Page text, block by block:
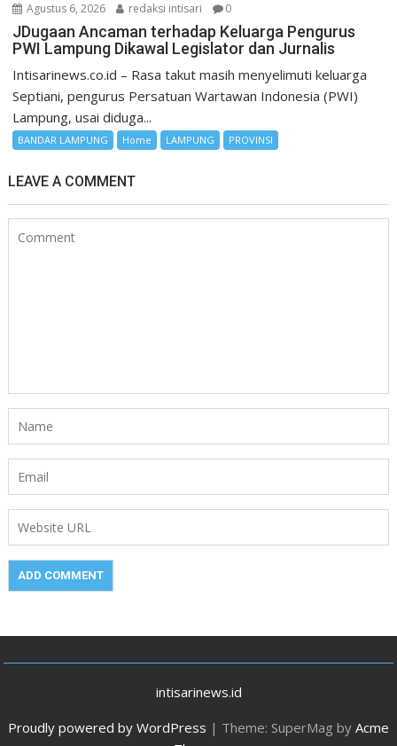
Agustus 6, 2026 redaksi intisari 0
JDugaan Ancaman terhadap Keluarga Pengurus
PWI Lampung Dikawal Legislator dan Jurnalis
Intisarinews.co.id – Rasa takut masih menyelimuti keluarga
Septiani, pengurus Persatuan Wartawan Indonesia (PWI)
Lampung, usai diduga...
BANDAR LAMPUNG Home LAMPUNG PROVINSI
LEAVE A COMMENT
intisarinews.id
Proudly powered by WordPress | Theme: SuperMag by Acme